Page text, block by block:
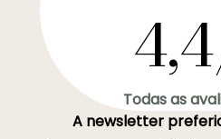
Todas as
A newsletter